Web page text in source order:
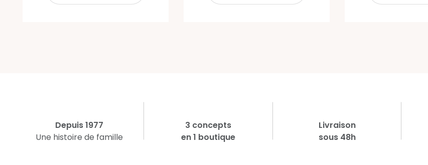
Depuis 1977
Une histoire de famille
3 concepts
en 1 boutique
Livraison
sous 48h